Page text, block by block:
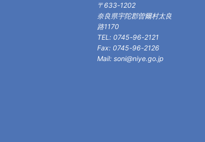
〒633-1202
奈良県宇陀郡曽爾村太良
路1170
TEL: 0745-96-2121
Fax: 0745-96-2126
Mail: soni@niye.go.jp